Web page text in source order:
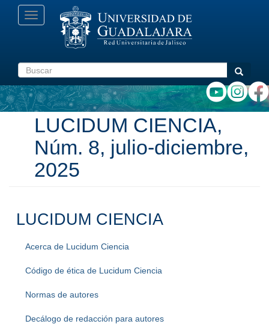
Pasar
Toggle
navigation
Buscar Buscar
LUCIDUM CIENCIA,
Núm. 8, julio-diciembre,
2025
LUCIDUM CIENCIA
Acerca de Lucidum Ciencia
Código de ética de Lucidum Ciencia
Normas de autores
Decálogo de redacción para autores